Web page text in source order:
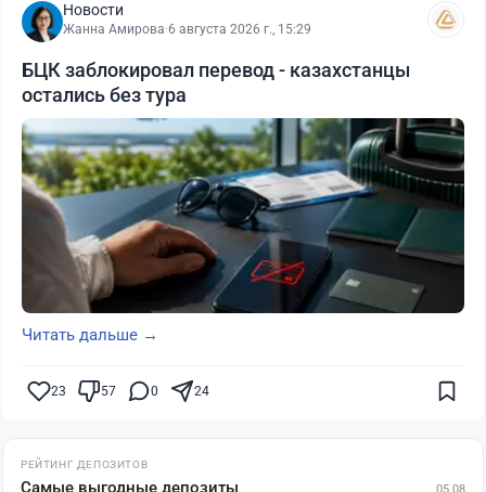
Новости
Жанна Амирова·6 августа 2026 г., 15:29
БЦК заблокировал перевод - казахстанцы
остались без тура
Читать дальше →
23 57 0 24
РЕЙТИНГ ДЕПОЗИТОВ
Самые выгодные депозиты